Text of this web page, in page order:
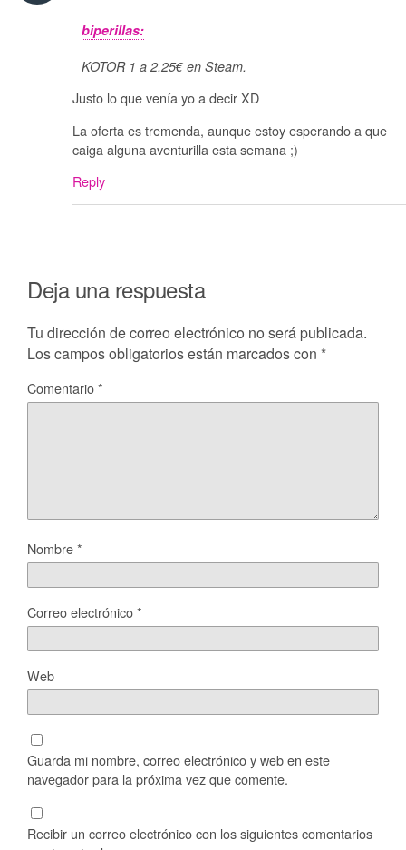
biperillas:
KOTOR 1 a 2,25€ en Steam.
Justo lo que venía yo a decir XD
La oferta es tremenda, aunque estoy esperando a que
caiga alguna aventurilla esta semana ;)
Reply
Deja una respuesta
Tu dirección de correo electrónico no será publicada.
Los campos obligatorios están marcados con *
Comentario*
Nombre*
Correo electrónico*
Web
Guarda mi nombre, correo electrónico y web en este
navegador para la próxima vez que comente.
Recibir un correo electrónico con los siguientes comentarios